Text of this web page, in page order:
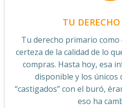
TU DERECHO
Tu derecho primario
certeza de la calidad de lo
compras. Hasta hoy, esa
disponible y los únicos
“castigados” con el buró,
eso ha